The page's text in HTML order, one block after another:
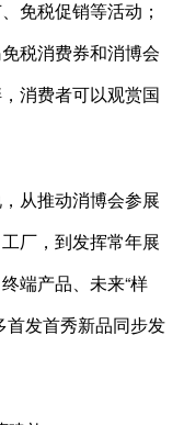
免税促销等活动；
税消费券和消博会
消费者可以观赏国
从推动消博会参展
厂，到发挥常年展
端产品、未来“样
首发首秀新品同步发